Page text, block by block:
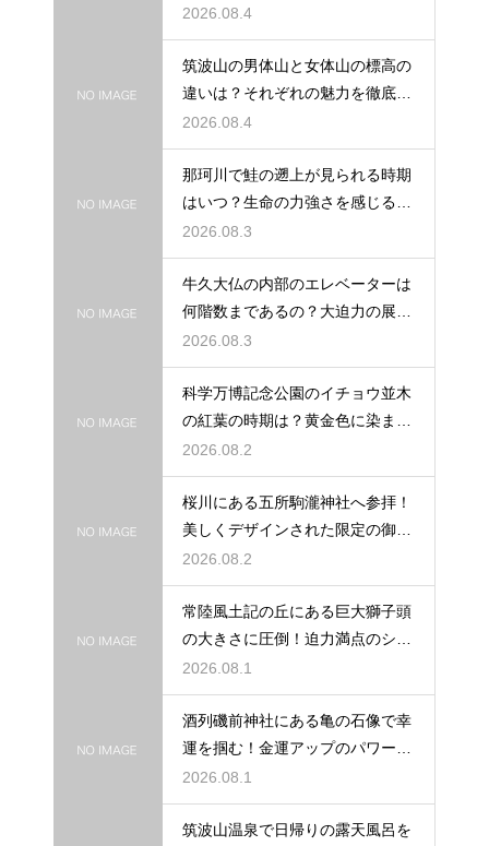
の拠点
2026.08.4
筑波山の男体山と女体山の標高の
違いは？それぞれの魅力を徹底解
説する
2026.08.4
那珂川で鮭の遡上が見られる時期
はいつ？生命の力強さを感じる秋
の風物詩
2026.08.3
牛久大仏の内部のエレベーターは
何階数まであるの？大迫力の展望
を満喫
2026.08.3
科学万博記念公園のイチョウ並木
の紅葉の時期は？黄金色に染まる
秋の絶景
2026.08.2
桜川にある五所駒瀧神社へ参拝！
美しくデザインされた限定の御朱
印の魅力
2026.08.2
常陸風土記の丘にある巨大獅子頭
の大きさに圧倒！迫力満点のシン
ボル
2026.08.1
酒列磯前神社にある亀の石像で幸
運を掴む！金運アップのパワース
ポット
2026.08.1
筑波山温泉で日帰りの露天風呂を